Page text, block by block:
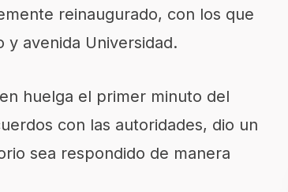
reinaugurado, con los que
avenida Universidad.
huelga el primer minuto del
con las autoridades, dio un
sea respondido de manera